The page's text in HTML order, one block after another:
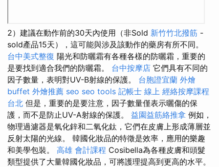
2）建議在動作前的30天內使用（非Sold 新竹竹北撥筋 -
sold產品15天），這可能與涉及該動作的藥房有所不同。
台中美式整復 陽光和防曬霜有各種各樣的防曬霜，重要的
是要找到適合我們的防曬霜。 台中按摩店 它們具有不同的
因子數量，表明對UV-B射線的保護。 台胞證宜蘭 外燴
buffet 外燴推薦 seo seo tools 記帳士 線上 經絡按摩課程
台北 但是，重要的是要注意，因子數量僅表示曬傷的保
護，而不是防止UV-A射線的保護。 益園益筋絡推拿 例如，
物理過濾器是氧化鋅和二氧化鈦，它們在皮膚上形成薄層並
反射太陽的光線。 韓國化妝品的特徵是效率，應用的樂趣
和美學包裝。 高雄 會計課程 Cosibella為各種皮膚和頭髮
類型提供了大量韓國化妝品，可將護理提高到更高的水平。